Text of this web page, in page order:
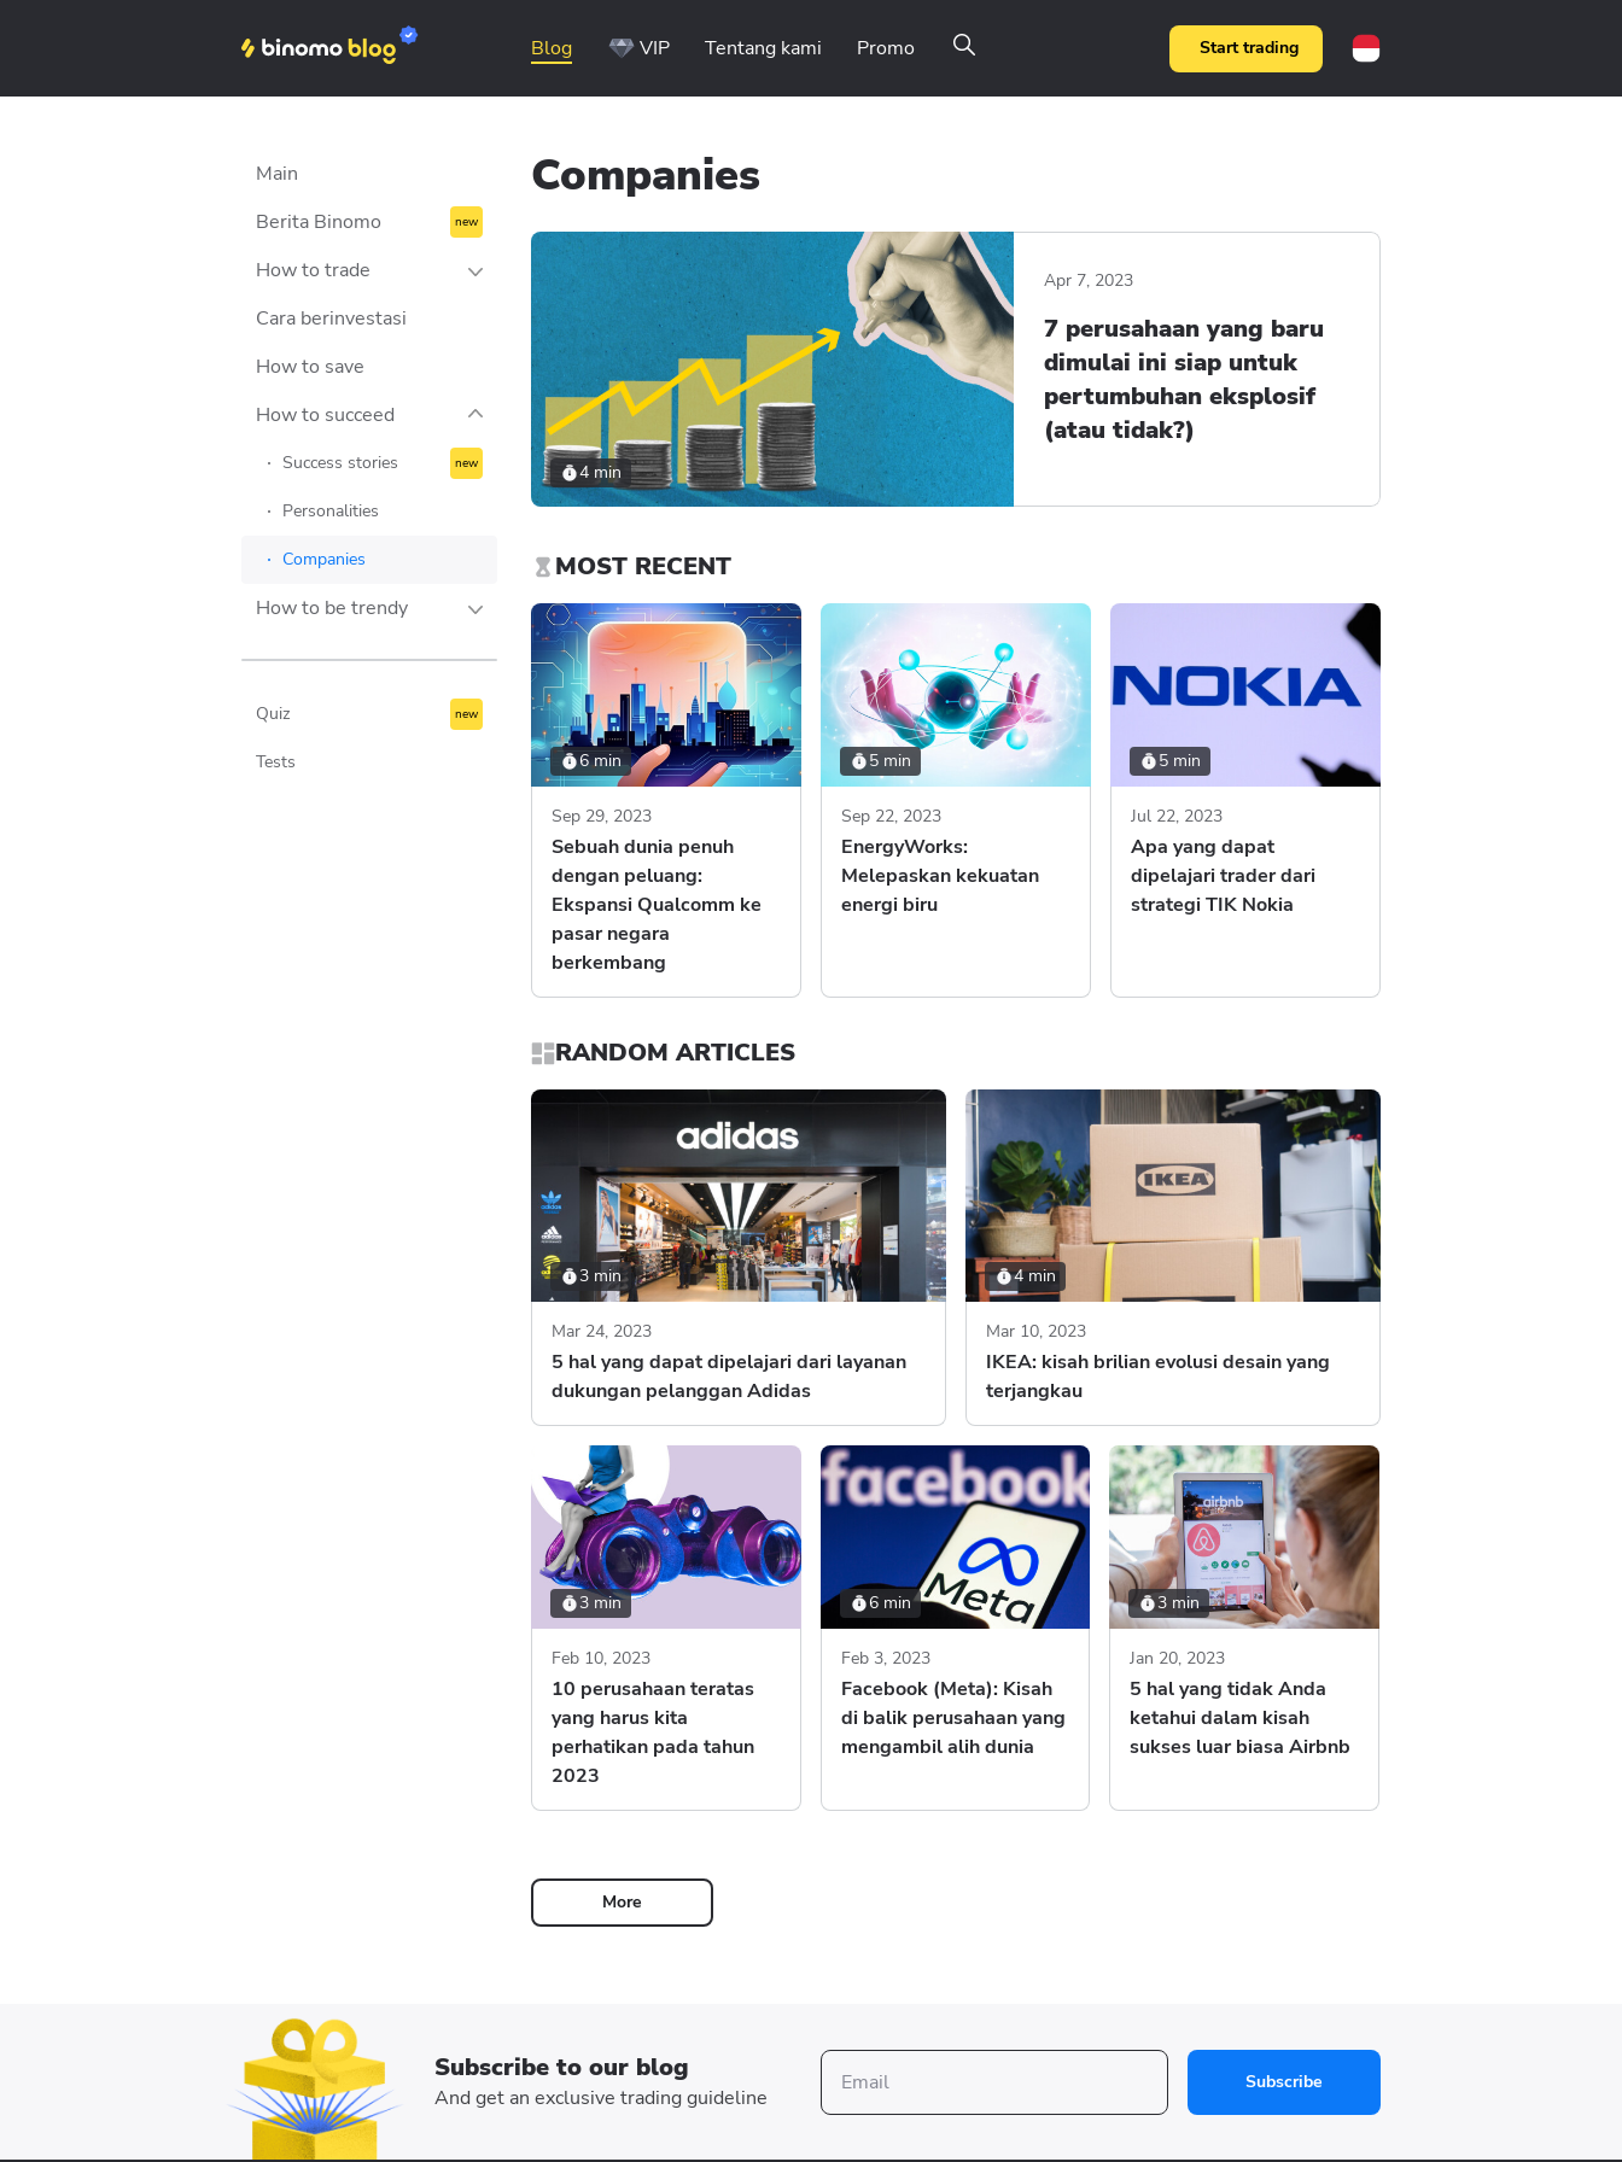
Blog VIP Tentang kami Promo Start trading
Main
Berita Binomo
How to trade
Strategies
Tips
Money management
Trading psychology
Technical analysis
Indicators
Cara berinvestasi
How to save
How to succeed
Success stories
Personalities
Companies
How to be trendy
Lifestyle
Teknologi
Quiz
Tests
Binomo on Telegram
Companies
4 min
Apr 7, 2023
7 perusahaan yang baru
dimulai ini siap untuk
pertumbuhan eksplosif
(atau tidak?)
MOST RECENT
6 min
Sep 29, 2023
Sebuah dunia penuh
dengan peluang:
Ekspansi Qualcomm ke
pasar negara
berkembang
5 min
Sep 22, 2023
EnergyWorks:
Melepaskan kekuatan
energi biru
5 min
Jul 22, 2023
Apa yang dapat
dipelajari trader dari
strategi TIK Nokia
RANDOM ARTICLES
3 min
Mar 24, 2023
5 hal yang dapat dipelajari dari layanan
dukungan pelanggan Adidas
4 min
Mar 10, 2023
IKEA: kisah brilian evolusi desain yang
terjangkau
3 min
Feb 10, 2023
10 perusahaan teratas
yang harus kita
perhatikan pada tahun
2023
6 min
Feb 3, 2023
Facebook (Meta): Kisah
di balik perusahaan yang
mengambil alih dunia
3 min
Jan 20, 2023
5 hal yang tidak Anda
ketahui dalam kisah
sukses luar biasa Airbnb
More
Subscribe to our blog
And get an exclusive trading guideline
Subscribe